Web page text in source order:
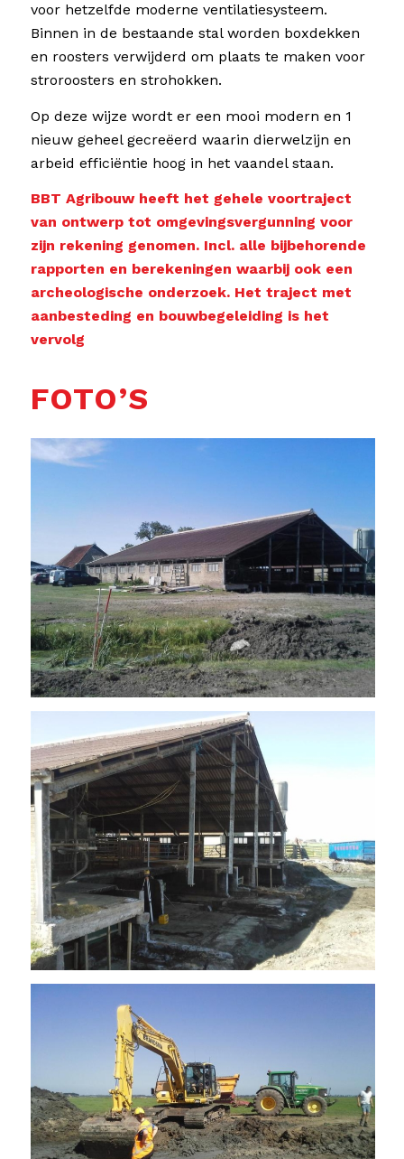
voor hetzelfde moderne ventilatiesysteem.
Binnen in de bestaande stal worden boxdekken
en roosters verwijderd om plaats te maken voor
stroroosters en strohokken.
Op deze wijze wordt er een mooi modern en 1
nieuw geheel gecreëerd waarin dierwelzijn en
arbeid efficiëntie hoog in het vaandel staan.
BBT Agribouw heeft het gehele voortraject
van ontwerp tot omgevingsvergunning voor
zijn rekening genomen. Incl. alle bijbehorende
rapporten en berekeningen waarbij ook een
archeologische onderzoek. Het traject met
aanbesteding en bouwbegeleiding is het
vervolg
FOTO’S